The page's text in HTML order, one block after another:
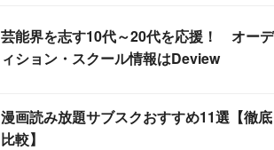
芸能界を志す10代～20代を応援！ オーデ
ィション・スクール情報はDeview
漫画読み放題サブスクおすすめ11選【徹底
比較】